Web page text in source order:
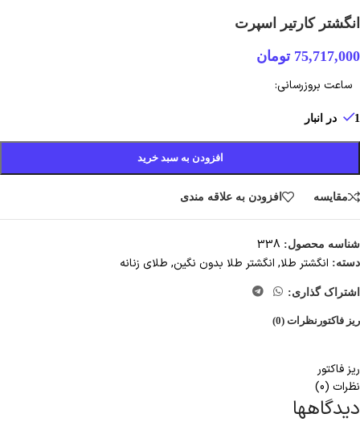
انگشتر کارتیر اسپرت
75,717,000 تومان
ساعت بروزرسانی:
1 در انبار
افزودن به سبد خرید
مقایسه افزودن به علاقه مندی
شناسه محصول: 338
دسته: انگشتر طلا, انگشتر طلا بدون نگین, طلای زنانه
اشتراک گذاری:
ریز فاکتور نظرات (0)
ریز فاکتور
نظرات (0)
دیدگاهها